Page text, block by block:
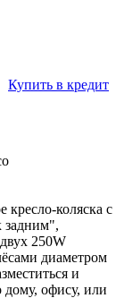
Купить в кредит
кресло-коляска с
задним",
250W
диаметром
и
дому, офису, или